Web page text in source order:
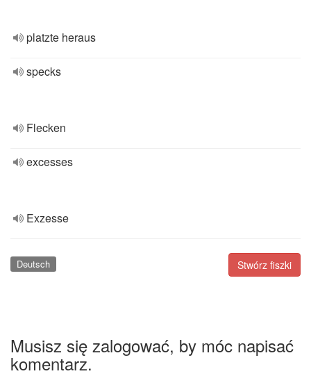
platzte heraus
specks
Flecken
excesses
Exzesse
Stwórz fiszki
Deutsch
Musisz się zalogować, by móc napisać
komentarz.